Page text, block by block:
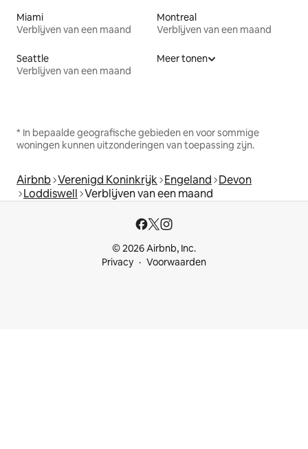
Miami
Verblijven van een maand
Montreal
Verblijven van een maand
Seattle
Verblijven van een maand
Meer tonen
* In bepaalde geografische gebieden en voor sommige
woningen kunnen uitzonderingen van toepassing zijn.
Airbnb Verenigd Koninkrijk Engeland Devon
Loddiswell Verblijven van een maand
© 2026 Airbnb, Inc.
Privacy
Voorwaarden